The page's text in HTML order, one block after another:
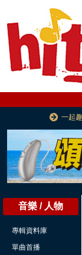
一起
音樂 / 人物
專輯資料庫
單曲首播